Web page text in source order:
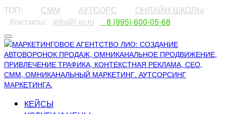
ТОП: СММ АУТСОРС
ОНЛАЙН-ШКОЛЫ
⠀Контакты:⠀ info@l-io.ru ⠀8 (995) 600-05-68
КЕЙСЫ